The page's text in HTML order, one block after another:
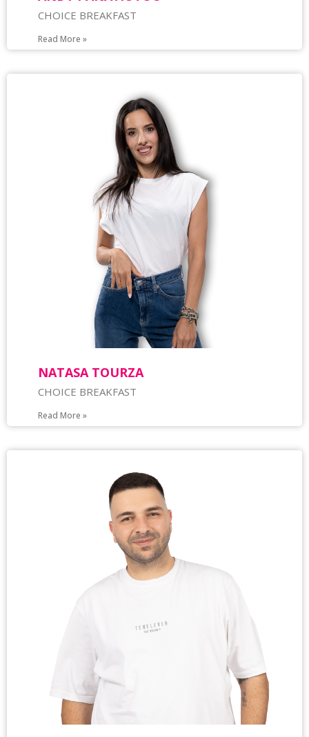
CHOICE BREAKFAST
Read More »
NATASA TOURZA
CHOICE BREAKFAST
Read More »